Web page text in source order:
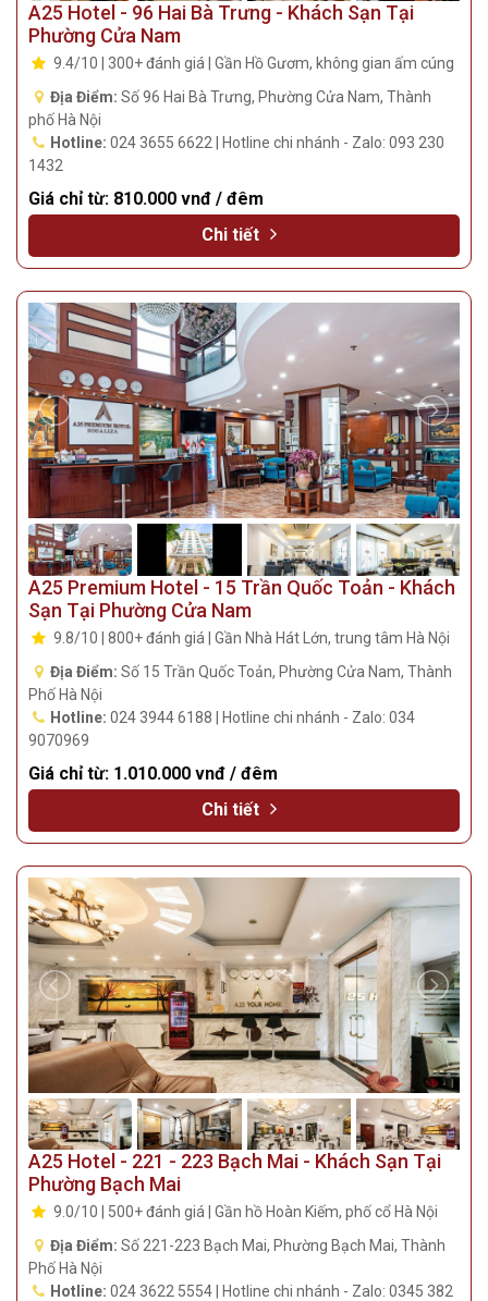
A25 Hotel - 96 Hai Bà Trưng - Khách Sạn Tại
Phường Cửa Nam
9.4/10 | 300+ đánh giá | Gần Hồ Gươm, không gian ấm cúng
Địa Điểm: Số 96 Hai Bà Trưng, Phường Cửa Nam, Thành
phố Hà Nội
Hotline: 024 3655 6622 | Hotline chi nhánh - Zalo: 093 230
1432
Giá chỉ từ: 810.000 vnđ / đêm
Chi tiết
A25 Premium Hotel - 15 Trần Quốc Toản - Khách
Sạn Tại Phường Cửa Nam
9.8/10 | 800+ đánh giá | Gần Nhà Hát Lớn, trung tâm Hà Nội
Địa Điểm: Số 15 Trần Quốc Toản, Phường Cửa Nam, Thành
Phố Hà Nội
Hotline: 024 3944 6188 | Hotline chi nhánh - Zalo: 034
9070969
Giá chỉ từ: 1.010.000 vnđ / đêm
Chi tiết
A25 Hotel - 221 - 223 Bạch Mai - Khách Sạn Tại
Phường Bạch Mai
9.0/10 | 500+ đánh giá | Gần hồ Hoàn Kiếm, phố cổ Hà Nội
Địa Điểm: Số 221-223 Bạch Mai, Phường Bạch Mai, Thành
Phố Hà Nội
Hotline: 024 3622 5554 | Hotline chi nhánh - Zalo: 0345 382